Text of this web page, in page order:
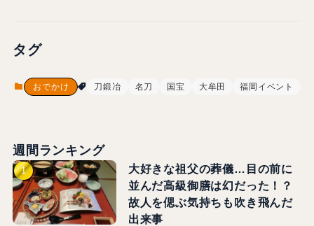
タグ
おでかけ 刀鍛冶 名刀 国宝 大牟田 福岡イベント
週間ランキング
大好きな祖父の葬儀…目の前に
並んだ高級御膳は幻だった！？
故人を偲ぶ気持ちも吹き飛んだ
出来事